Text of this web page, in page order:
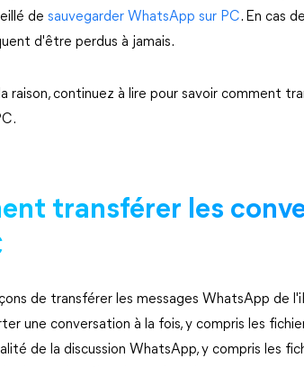
de sauvegarder WhatsApp sur PC. En cas
d'être perdus à jamais.
raison, continuez à lire pour savoir comment
transférer les
de transférer les messages WhatsApp de
une conversation à la fois, y compris les
de la discussion WhatsApp, y compris les